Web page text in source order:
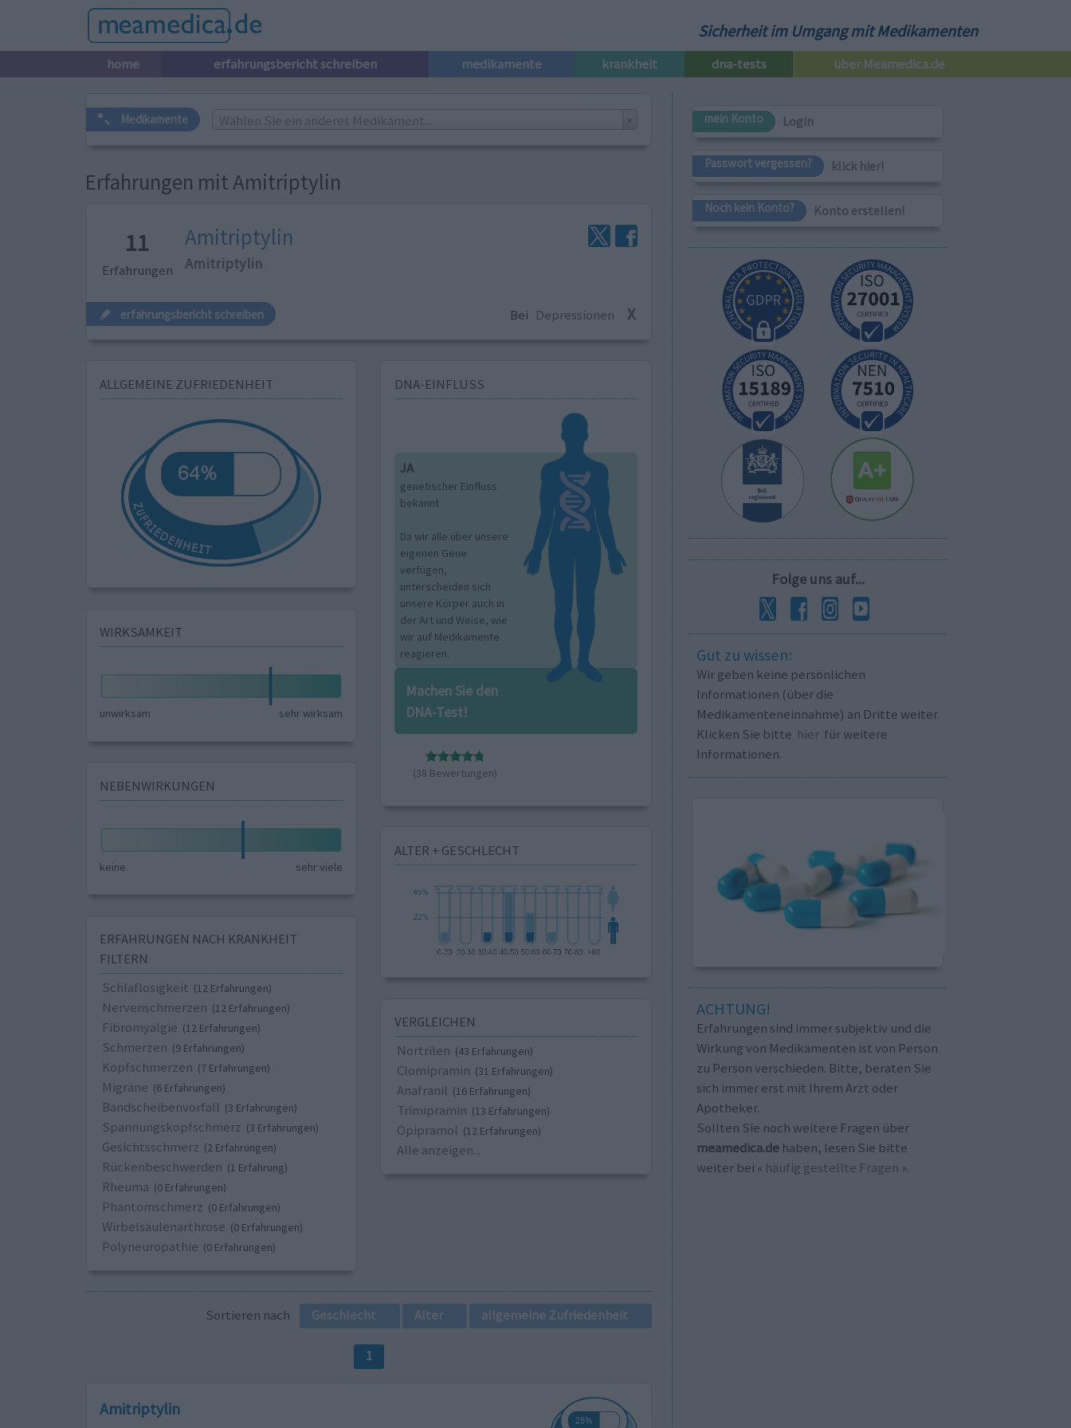
Sicherheit im Umgang mit Medikamenten
home erfahrungsbericht schreiben medikamente krankheit dna-tests über Meamedica.de
Medikamente Wählen Sie ein anderes Medikament...
Erfahrungen mit Amitriptylin
11
Erfahrungen
Amitriptylin
Amitriptylin
erfahrungsbericht schreiben Bei Depressionen X
ALLGEMEINE ZUFRIEDENHEIT
WIRKSAMKEIT
unwirksam sehr wirksam
NEBENWIRKUNGEN
keine sehr viele
ERFAHRUNGEN NACH KRANKHEIT
FILTERN
Schlaflosigkeit (12 Erfahrungen)
Nervenschmerzen (12 Erfahrungen)
Fibromyalgie (12 Erfahrungen)
Schmerzen (9 Erfahrungen)
Kopfschmerzen (7 Erfahrungen)
Migräne (6 Erfahrungen)
Bandscheibenvorfall (3 Erfahrungen)
Spannungskopfschmerz (3 Erfahrungen)
Gesichtsschmerz (2 Erfahrungen)
Rückenbeschwerden (1 Erfahrung)
Rheuma (0 Erfahrungen)
Phantomschmerz (0 Erfahrungen)
Wirbelsäulenarthrose (0 Erfahrungen)
Polyneuropathie (0 Erfahrungen)
DNA-EINFLUSS
JA
genetischer Einfluss
bekannt
Da wir alle über unsere
eigenen Gene
verfügen,
unterscheiden sich
unsere Körper auch in
der Art und Weise, wie
wir auf Medikamente
reagieren.
Machen Sie den
DNA-Test!
(38 Bewertungen)
ALTER + GESCHLECHT
VERGLEICHEN
Nortrilen (43 Erfahrungen)
Clomipramin (31 Erfahrungen)
Anafranil (16 Erfahrungen)
Trimipramin (13 Erfahrungen)
Opipramol (12 Erfahrungen)
Alle anzeigen...
Sortieren nach Geschlecht Alter allgemeine Zufriedenheit
1
Amitriptylin
mein Konto Login
Passwort vergessen? klick hier!
Noch kein Konto? Konto erstellen!
Folge uns auf...
Gut zu wissen:
Wir geben keine persönlichen
Informationen (über die
Medikamenteneinnahme) an Dritte weiter.
Klicken Sie bitte hier für weitere
Informationen.
ACHTUNG!
Erfahrungen sind immer subjektiv und die
Wirkung von Medikamenten ist von Person
zu Person verschieden. Bitte, beraten Sie
sich immer erst mit Ihrem Arzt oder
Apotheker.
Sollten Sie noch weitere Fragen über
meamedica.de haben, lesen Sie bitte
weiter bei « häufig gestellte Fragen ».